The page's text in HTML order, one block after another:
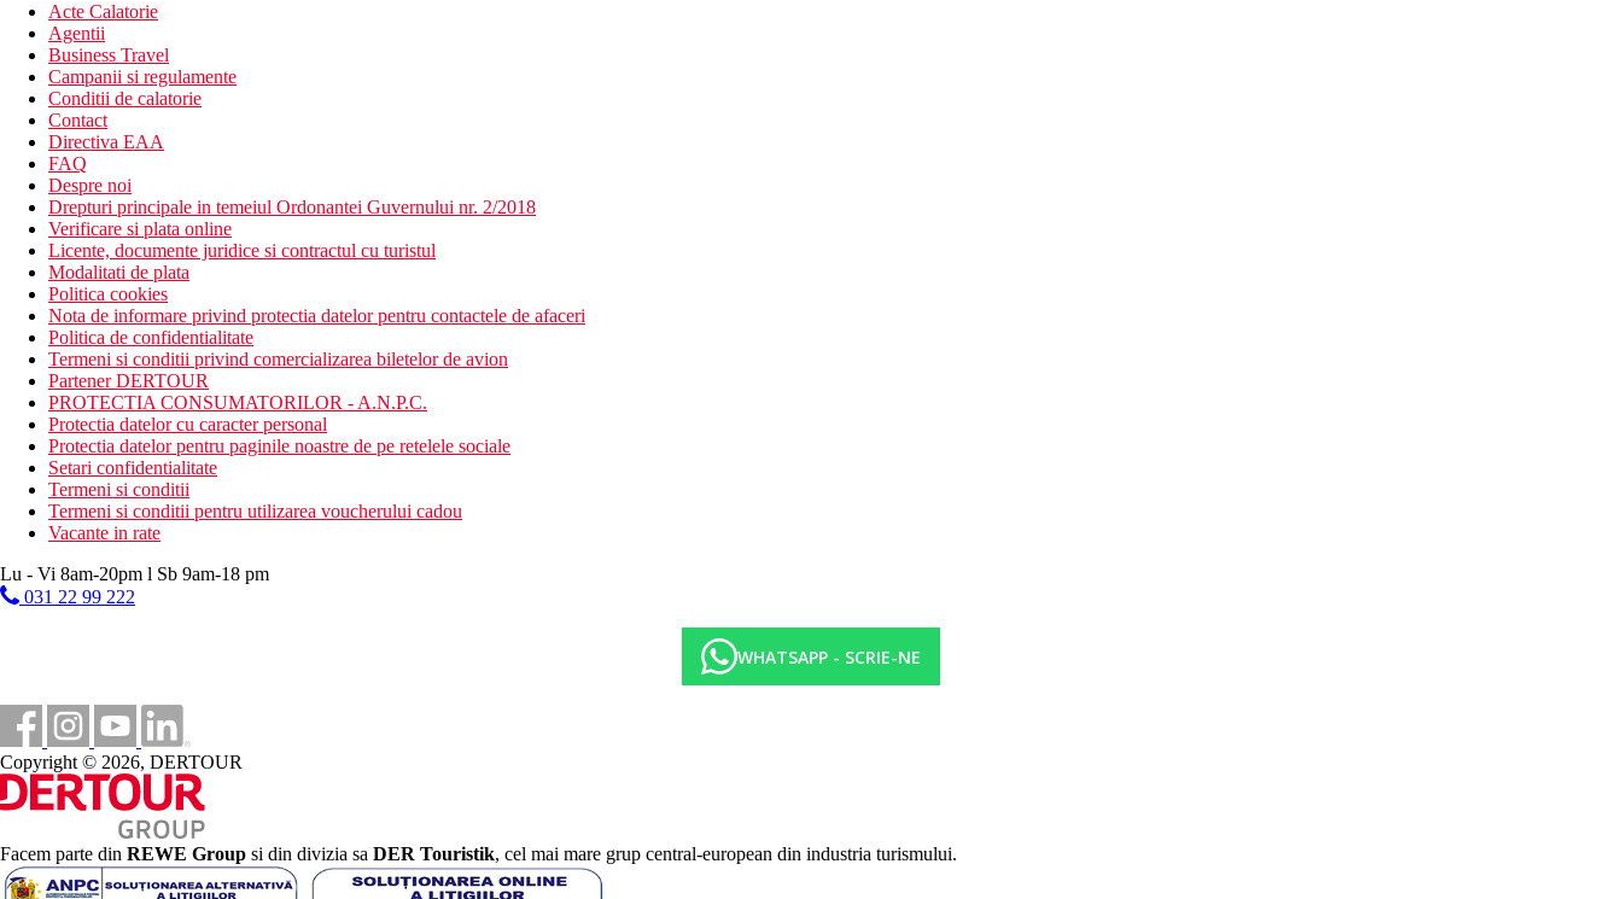
Acte Calatorie
Agentii
Business Travel
Campanii si regulamente
Conditii de calatorie
Contact
Directiva EAA
FAQ
Despre noi
Drepturi principale in temeiul Ordonantei Guvernului nr. 2/2018
Verificare si plata online
Licente, documente juridice si contractul cu turistul
Modalitati de plata
Politica cookies
Nota de informare privind protectia datelor pentru contactele de afaceri
Politica de confidentialitate
Termeni si conditii privind comercializarea biletelor de avion
Partener DERTOUR
PROTECTIA CONSUMATORILOR - A.N.P.C.
Protectia datelor cu caracter personal
Protectia datelor pentru paginile noastre de pe retelele sociale
Setari confidentialitate
Termeni si conditii
Termeni si conditii pentru utilizarea voucherului cadou
Vacante in rate
Lu - Vi 8am-20pm l Sb 9am-18 pm
031 22 99 222
WHATSAPP - SCRIE-NE
Copyright © 2026, DERTOUR
Facem parte din REWE Group si din divizia sa DER Touristik, cel mai mare grup central-european din industria turismului.